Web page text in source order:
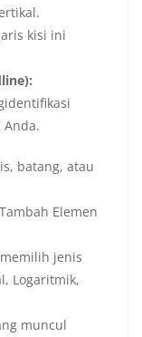
kisi ini
batang, atau
Elemen
jenis
Logaritmik,
muncul